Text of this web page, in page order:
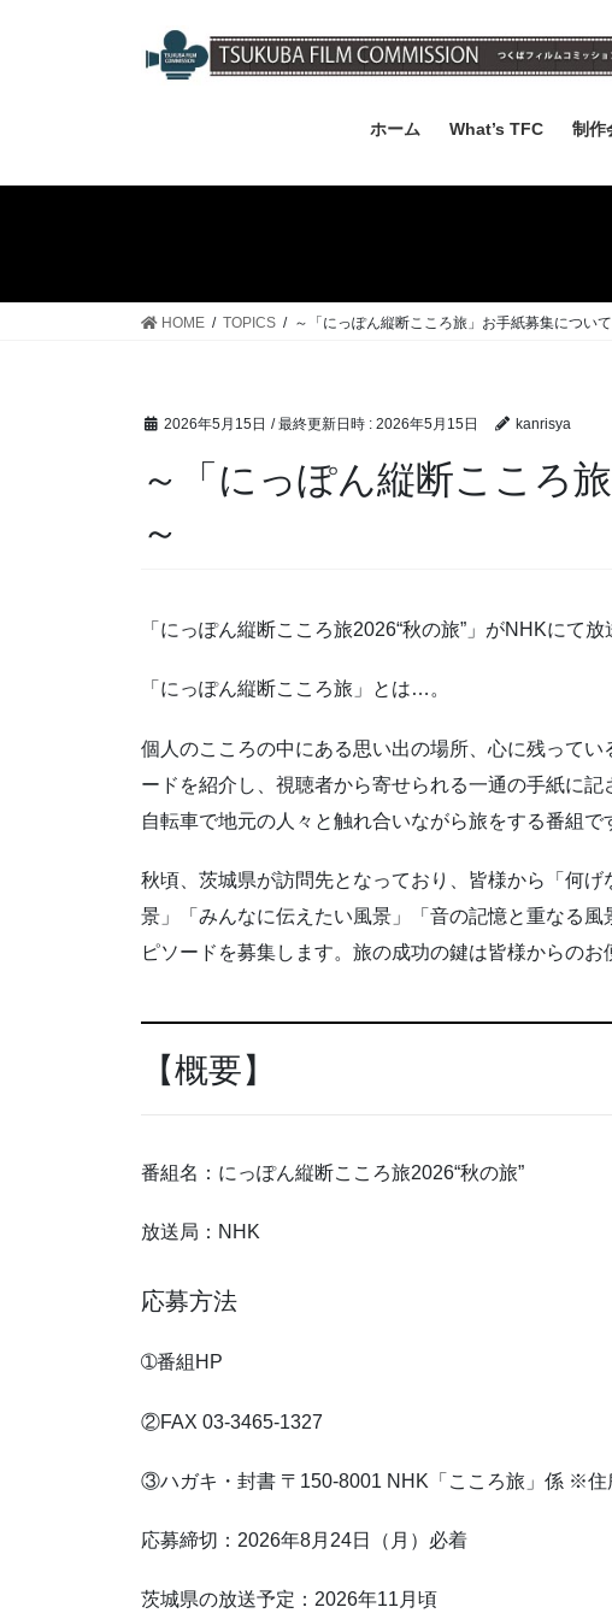
ス
ン
ホーム What’s TFC 制作
HOME TOPICS ～「にっぽん縦断こころ旅」お手紙募集につい
2026年5月15日 / 最終更新日時 : 2026年5月15日 kanrisya
～「にっぽん縦断こころ
～
「にっぽん縦断こころ旅2026“秋の旅”」がNHKにて放
「にっぽん縦断こころ旅」とは…。
個人のこころの中にある思い出の場所、心に残って
ードを紹介し、視聴者から寄せられる一通の手紙に
自転車で地元の人々と触れ合いながら旅をする番組で
秋頃、茨城県が訪問先となっており、皆様から「何
景」「みんなに伝えたい風景」「音の記憶と重なる
ピソードを募集します。旅の成功の鍵は皆様からのお
【概要】
番組名：にっぽん縦断こころ旅2026“秋の旅”
放送局：NHK
応募方法
➀番組HP
②FAX 03-3465-1327
③ハガキ・封書 〒150-8001 NHK「こころ旅」係 ※住
応募締切：2026年8月24日（月）必着
茨城県の放送予定：2026年11月頃